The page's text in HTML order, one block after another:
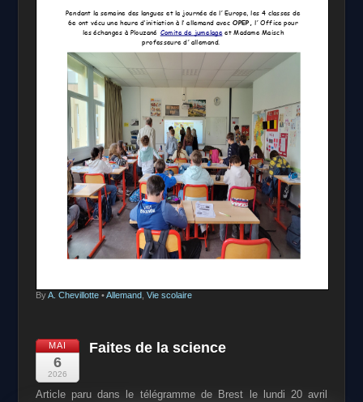
ByA. Chevillotte• Allemand, Vie scolaire
MAI
6
2026
Faites de la science
Article paru dans le télégramme de Brest le lundi 20 avril